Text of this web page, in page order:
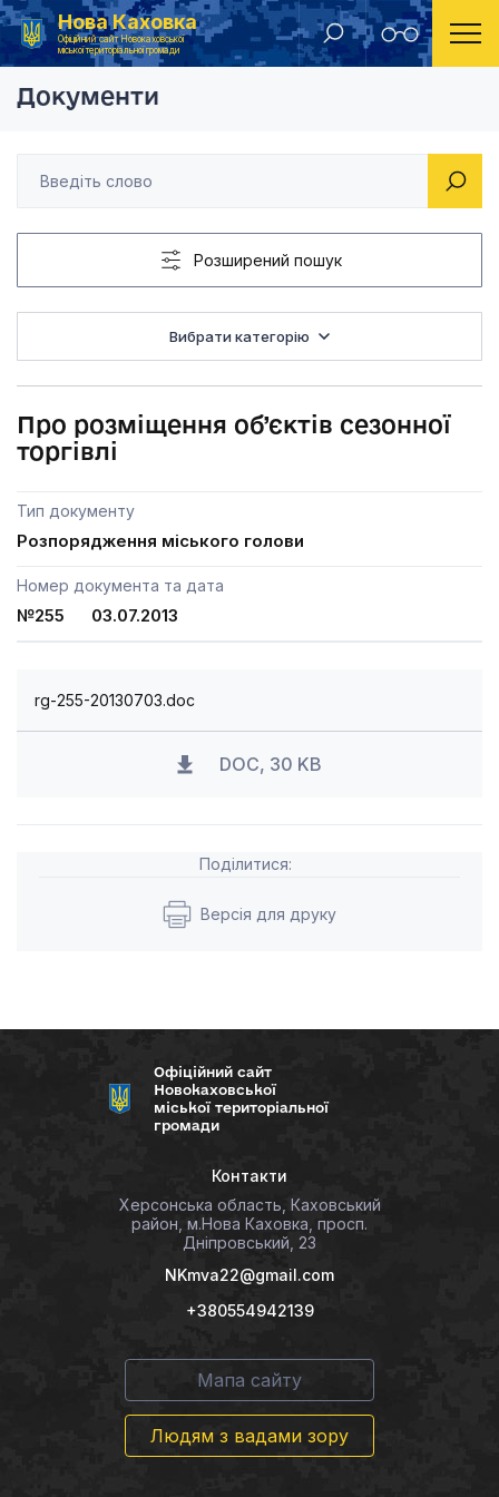
Нова Каховка
Офіційний сайт Новокаховської
міської територіальної громади
Головна Розпорядження Новокаховського міського голови 2013 рік Про розміщення
Документи
Розширений пошук
Вибрати категорію
Про розміщення об’єктів сезонної
торгівлі
Тип документу
Розпорядження міського голови
Номер документа та дата
№255 03.07.2013
rg-255-20130703.doc
DOC, 30 KB
Поділитися:
Версія для друку
Офіційний сайт
Новокаховської
міської територіальної
громади
Контакти
Херсонська область, Каховський
район, м.Нова Каховка, просп.
Дніпровський, 23
NKmva22@gmail.com
+380554942139
Мапа сайту
Людям з вадами зору